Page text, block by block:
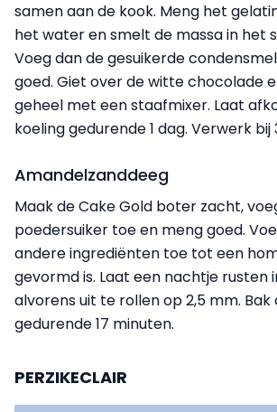
samen aan de kook. Meng het
het water en smelt de massa in het
Voeg dan de gesuikerde
goed. Giet over de witte chocolade
geheel met een staafmixer. Laat
koeling gedurende 1 dag. Verwerk bij
Amandelzanddeeg
Maak de Cake Gold boter zacht,
poedersuiker toe en meng goed.
andere ingrediënten toe tot een
gevormd is. Laat een nachtje rusten
alvorens uit te rollen op 2,5 mm. Bak
gedurende 17 minuten.
PERZIKECLAIR